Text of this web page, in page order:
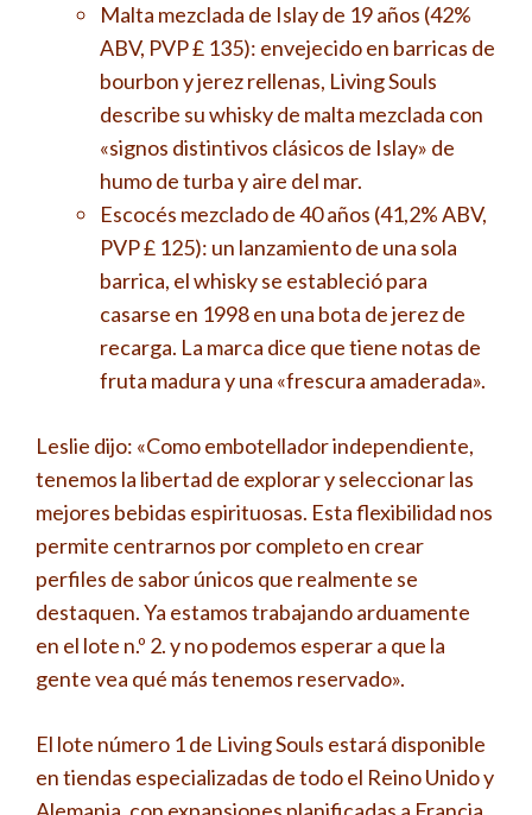
Malta mezclada de Islay de 19 años (42%
ABV, PVP £ 135): envejecido en barricas de
bourbon y jerez rellenas, Living Souls
describe su whisky de malta mezclada con
«signos distintivos clásicos de Islay» de
humo de turba y aire del mar.
Escocés mezclado de 40 años (41,2% ABV,
PVP £ 125): un lanzamiento de una sola
barrica, el whisky se estableció para
casarse en 1998 en una bota de jerez de
recarga. La marca dice que tiene notas de
fruta madura y una «frescura amaderada».
Leslie dijo: «Como embotellador independiente,
tenemos la libertad de explorar y seleccionar las
mejores bebidas espirituosas. Esta flexibilidad nos
permite centrarnos por completo en crear
perfiles de sabor únicos que realmente se
destaquen. Ya estamos trabajando arduamente
en el lote n.º 2. y no podemos esperar a que la
gente vea qué más tenemos reservado».
El lote número 1 de Living Souls estará disponible
en tiendas especializadas de todo el Reino Unido y